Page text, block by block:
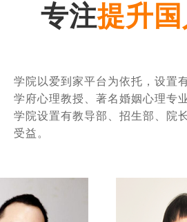
专注提升
学院以爱到家平台为依托，设置
学府心理教授、著名婚姻心理专
学院设置有教导部、招生部、院
受益。